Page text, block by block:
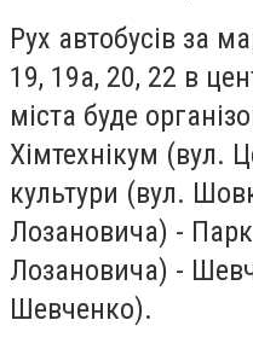
Рух автобусів за
19, 19а, 20, 22 в
міста буде
Хімтехнікум (вул.
культури (вул.
Лозановича) -
Лозановича) -
Шевченко).